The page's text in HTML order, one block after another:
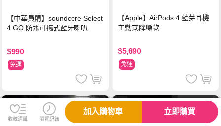
【中華員購】soundcore Select
4 GO 防水可攜式藍牙喇叭
$990
免運
【Apple】AirPods 4 藍芽耳機
主動式降噪款
$5,690
免運
收藏清單 瀏覽紀錄
加入購物車 立即購買